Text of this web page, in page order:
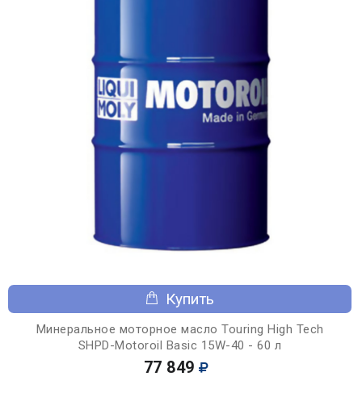
Купить
Минеральное моторное масло Touring High Tech
SHPD-Motoroil Basic 15W-40 - 60 л
77 849